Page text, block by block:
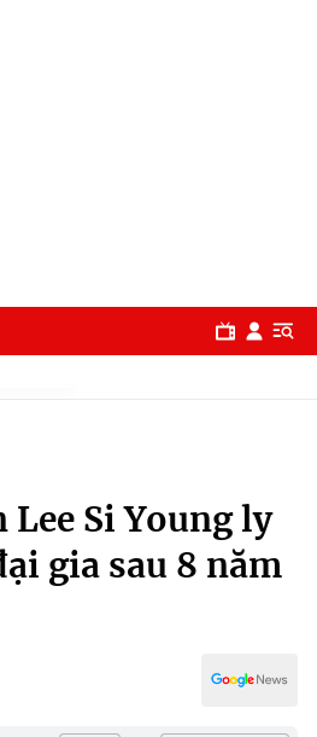
Lee Si Young ly
gia sau 8 năm